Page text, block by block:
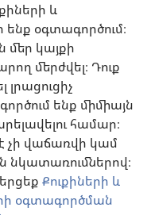
և
օգտագործում։
մեր կայքի
մերժվել։ Դուք
լրացուցիչ
ենք միմիայն
համար։
չի վաճառվի կամ
նկատառումներով։
Քուքիների և
օգտագործման